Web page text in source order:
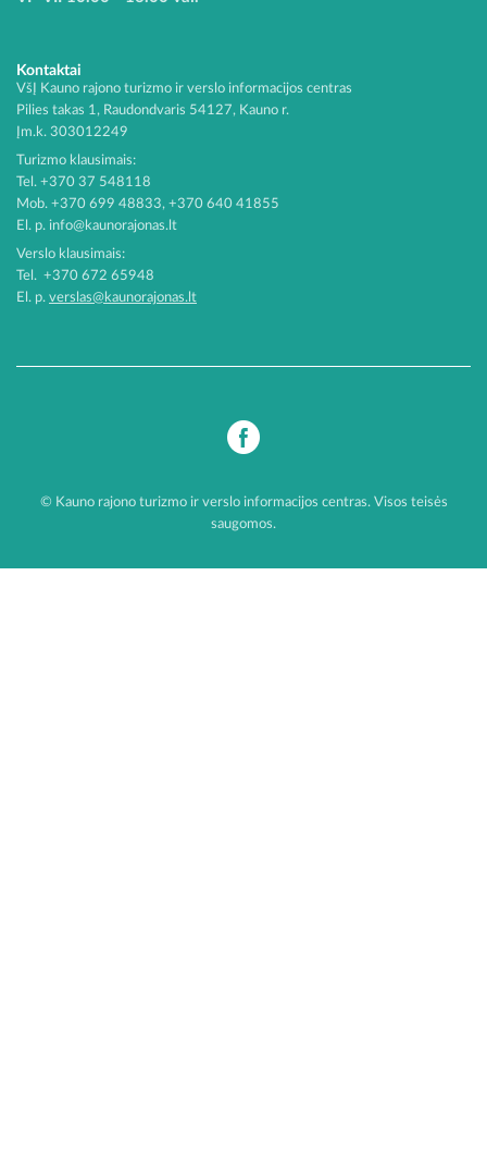
Kontaktai
VšĮ Kauno rajono turizmo ir verslo informacijos centras
Pilies takas 1, Raudondvaris 54127, Kauno r.
Įm.k. 303012249
Turizmo klausimais:
Tel. +370 37 548118
Mob. +370 699 48833, +370 640 41855
El. p. info@kaunorajonas.lt
Verslo klausimais:
Tel. +370 672 65948
El. p. verslas@kaunorajonas.lt
© Kauno rajono turizmo ir verslo informacijos centras. Visos teisės
saugomos.